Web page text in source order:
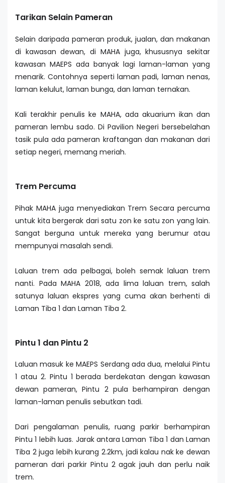
Tarikan Selain Pameran
Selain daripada pameran produk, jualan, dan makanan
di kawasan dewan, di MAHA juga, khususnya sekitar
kawasan MAEPS ada banyak lagi laman-laman yang
menarik. Contohnya seperti laman padi, laman nenas,
laman kelulut, laman bunga, dan laman ternakan.
Kali terakhir penulis ke MAHA, ada akuarium ikan dan
pameran lembu sado. Di Pavilion Negeri bersebelahan
tasik pula ada pameran kraftangan dan makanan dari
setiap negeri, memang meriah.
Trem Percuma
Pihak MAHA juga menyediakan Trem Secara percuma
untuk kita bergerak dari satu zon ke satu zon yang lain.
Sangat berguna untuk mereka yang berumur atau
mempunyai masalah sendi.
Laluan trem ada pelbagai, boleh semak laluan trem
nanti. Pada MAHA 2018, ada lima laluan trem, salah
satunya laluan ekspres yang cuma akan berhenti di
Laman Tiba 1 dan Laman Tiba 2.
Pintu 1 dan Pintu 2
Laluan masuk ke MAEPS Serdang ada dua, melalui Pintu
1 atau 2. Pintu 1 berada berdekatan dengan kawasan
dewan pameran, Pintu 2 pula berhampiran dengan
laman-laman penulis sebutkan tadi.
Dari pengalaman penulis, ruang parkir berhampiran
Pintu 1 lebih luas. Jarak antara Laman Tiba 1 dan Laman
Tiba 2 juga lebih kurang 2.2km, jadi kalau nak ke dewan
pameran dari parkir Pintu 2 agak jauh dan perlu naik
trem.